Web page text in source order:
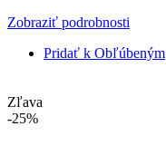
Zobraziť podrobnosti
Pridať k Obľúbeným
Zľava
-25%